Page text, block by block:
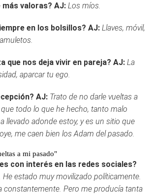
más valoras? AJ: Los míos.
en los bolsillos? AJ: Llaves, móvil,
que nos deja vivir en pareja? AJ: La
aparcar tu ego.
AJ: Trato de no darle vueltas a
todo lo que he hecho, tanto malo
llevado adonde estoy, y es un sitio que
me caen bien los Adam del pasado.
a mi pasado"
con interés en las redes sociales?
He estado muy movilizado políticamente.
constantemente. Pero me producía tanta